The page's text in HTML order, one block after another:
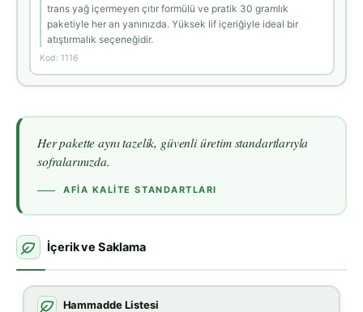
trans yağ içermeyen çıtır formülü ve pratik 30 gramlık
paketiyle her an yanınızda. Yüksek lif içeriğiyle ideal bir
atıştırmalık seçeneğidir.
Kod: 1116
Her pakette aynı tazelik, güvenli üretim standartlarıyla
sofralarınızda.
AFIA KALITE STANDARTLARI
İçerik ve Saklama
Hammadde Listesi